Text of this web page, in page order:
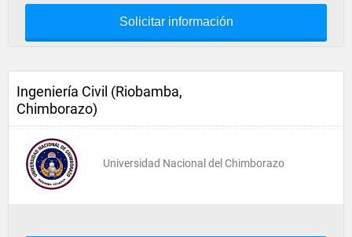
Solicitar información
Ingeniería Civil (Riobamba,
Chimborazo)
Universidad Nacional del Chimborazo